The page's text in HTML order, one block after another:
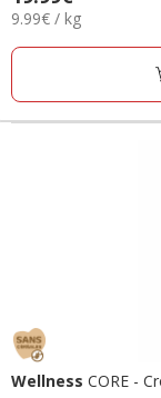
avec
59
19.99€
9.99€
Kg
9.99€ / kg
Wellness CORE -